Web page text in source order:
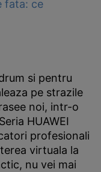
fata: ce
si pentru
pe strazile
noi, intr-o
HUAWEI
profesionali
virtuala la
nu vei mai